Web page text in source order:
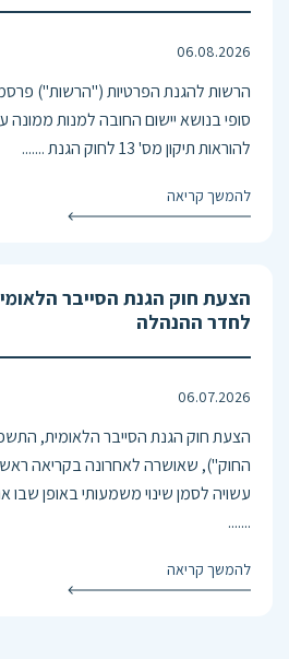
06.08.2026
הרשות להגנת הפרטיות ("הרשות")
סופי בנושא יישום החובה למנות
להוראות תיקון מס' 13 לחוק הגנת .......
להמשך קריאה
הצעת חוק הגנת הסייבר
לחדר ההנהלה
06.07.2026
החוק"), שאושרה לאחרונה בקריאה
עשויה לסמן שינוי משמעותי באופן שבו
.......
להמשך קריאה